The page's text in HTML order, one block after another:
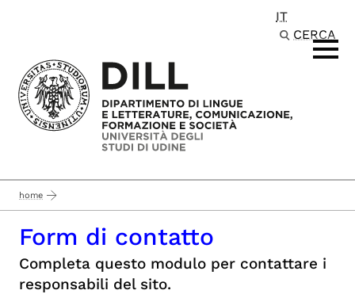
IT
CERCA
home
Form di contatto
Completa questo modulo per contattare i
responsabili del sito.